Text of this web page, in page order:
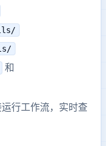
和
行工作流，实时查